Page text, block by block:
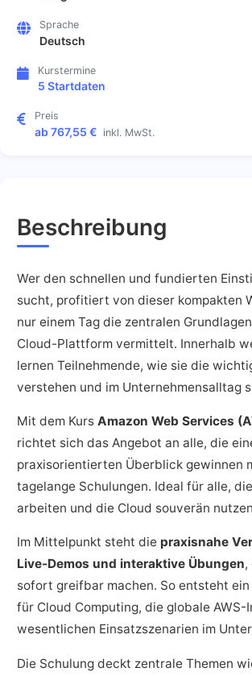
Sprache
Deutsch
Kurstermine
5 Startdaten
Preis
ab 767,55 € inkl. MwSt.
Beschreibung
Wer den schnellen und fundierten
sucht, profitiert von dieser kompakten
nur einem Tag die zentralen
Cloud-Plattform vermittelt. Innerhalb
lernen Teilnehmende, wie sie die
verstehen und im Unternehmensalltag
Mit dem Kurs Amazon Web Services
richtet sich das Angebot an alle, die
praxisorientierten Überblick gewinnen
tagelange Schulungen. Ideal für alle,
arbeiten und die Cloud souverän
Im Mittelpunkt steht die praxisnahe
Live-Demos und interaktive Übungen,
sofort greifbar machen. So entsteht
für Cloud Computing, die globale
wesentlichen Einsatzszenarien im
Die Schulung deckt zentrale Themen